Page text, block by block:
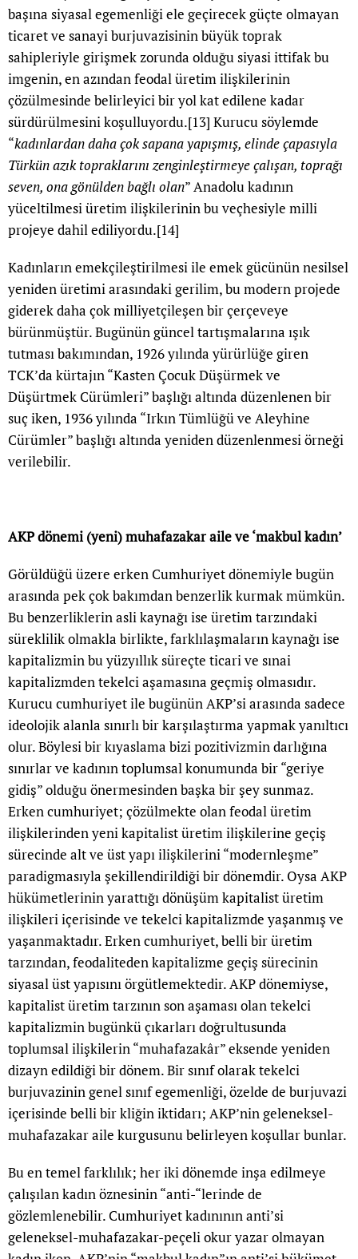
başına siyasal egemenliği ele geçirecek güçte olmayan
ticaret ve sanayi burjuvazisinin büyük toprak
sahipleriyle girişmek zorunda olduğu siyasi ittifak bu
imgenin, en azından feodal üretim ilişkilerinin
çözülmesinde belirleyici bir yol kat edilene kadar
sürdürülmesini koşulluyordu.[13] Kurucu söylemde
“kadınlardan daha çok sapana yapışmış, elinde çapasıyla
Türkün azık topraklarını zenginleştirmeye çalışan, toprağı
seven, ona gönülden bağlı olan” Anadolu kadının
yüceltilmesi üretim ilişkilerinin bu veçhesiyle milli
projeye dahil ediliyordu.[14]
Kadınların emekçileştirilmesi ile emek gücünün nesilsel
yeniden üretimi arasındaki gerilim, bu modern projede
giderek daha çok milliyetçileşen bir çerçeveye
bürünmüştür. Bugünün güncel tartışmalarına ışık
tutması bakımından, 1926 yılında yürürlüğe giren
TCK’da kürtajın “Kasten Çocuk Düşürmek ve
Düşürtmek Cürümleri” başlığı altında düzenlenen bir
suç iken, 1936 yılında “Irkın Tümlüğü ve Aleyhine
Cürümler” başlığı altında yeniden düzenlenmesi örneği
verilebilir.
AKP dönemi (yeni) muhafazakar aile ve ‘makbul kadın’
Görüldüğü üzere erken Cumhuriyet dönemiyle bugün
arasında pek çok bakımdan benzerlik kurmak mümkün.
Bu benzerliklerin asli kaynağı ise üretim tarzındaki
süreklilik olmakla birlikte, farklılaşmaların kaynağı ise
kapitalizmin bu yüzyıllık süreçte ticari ve sınai
kapitalizmden tekelci aşamasına geçmiş olmasıdır.
Kurucu cumhuriyet ile bugünün AKP’si arasında sadece
ideolojik alanla sınırlı bir karşılaştırma yapmak yanıltıcı
olur. Böylesi bir kıyaslama bizi pozitivizmin darlığına
sınırlar ve kadının toplumsal konumunda bir “geriye
gidiş” olduğu önermesinden başka bir şey sunmaz.
Erken cumhuriyet; çözülmekte olan feodal üretim
ilişkilerinden yeni kapitalist üretim ilişkilerine geçiş
sürecinde alt ve üst yapı ilişkilerini “modernleşme”
paradigmasıyla şekillendirildiği bir dönemdir. Oysa AKP
hükümetlerinin yarattığı dönüşüm kapitalist üretim
ilişkileri içerisinde ve tekelci kapitalizmde yaşanmış ve
yaşanmaktadır. Erken cumhuriyet, belli bir üretim
tarzından, feodaliteden kapitalizme geçiş sürecinin
siyasal üst yapısını örgütlemektedir. AKP dönemiyse,
kapitalist üretim tarzının son aşaması olan tekelci
kapitalizmin bugünkü çıkarları doğrultusunda
toplumsal ilişkilerin “muhafazakâr” eksende yeniden
dizayn edildiği bir dönem. Bir sınıf olarak tekelci
burjuvazinin genel sınıf egemenliği, özelde de burjuvazi
içerisinde belli bir kliğin iktidarı; AKP’nin geleneksel-
muhafazakar aile kurgusunu belirleyen koşullar bunlar.
Bu en temel farklılık; her iki dönemde inşa edilmeye
çalışılan kadın öznesinin “anti-“lerinde de
gözlemlenebilir. Cumhuriyet kadınının anti’si
geleneksel-muhafazakar-peçeli okur yazar olmayan